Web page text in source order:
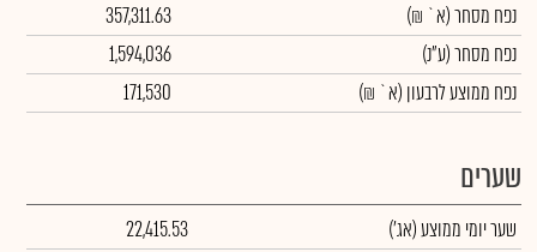
נפח מסחר(א` ₪)
357,311.63
נפח מסחר(ע"נ)
1,594,036
נפח ממוצע לרבעון (א` ₪)
171,530
שערים
שער יומי ממוצע(אג')
22,415.53